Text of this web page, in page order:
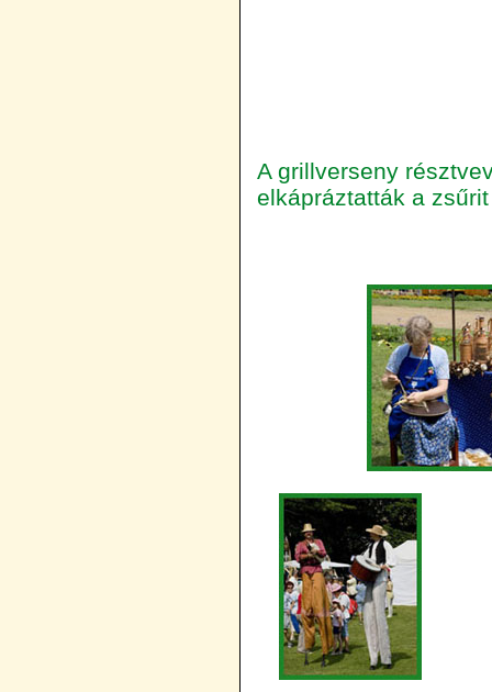
A grillverseny
elkápráztatták a zsűrit